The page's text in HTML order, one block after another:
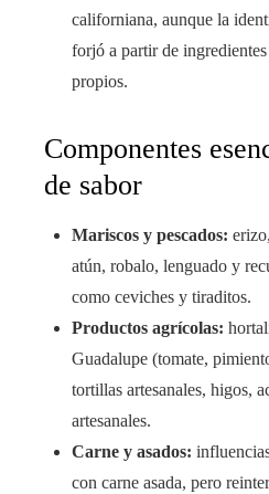
californiana, aunque la
forjó a partir de
propios.
Componentes
de sabor
Mariscos y pescados:
atún, robalo, lenguado y
como ceviches y tiraditos.
Productos agrícolas:
Guadalupe (tomate,
tortillas artesanales, higos,
artesanales.
Carne y asados:
con carne asada, pero